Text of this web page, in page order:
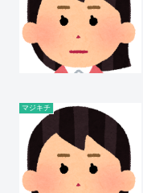
マジキチ